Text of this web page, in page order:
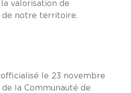
valorisation de
de notre territoire.
officialisé le 23 novembre
de la Communauté de